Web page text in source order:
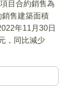
目合約銷售為
銷售建築面積
年11月30日
，同比減少